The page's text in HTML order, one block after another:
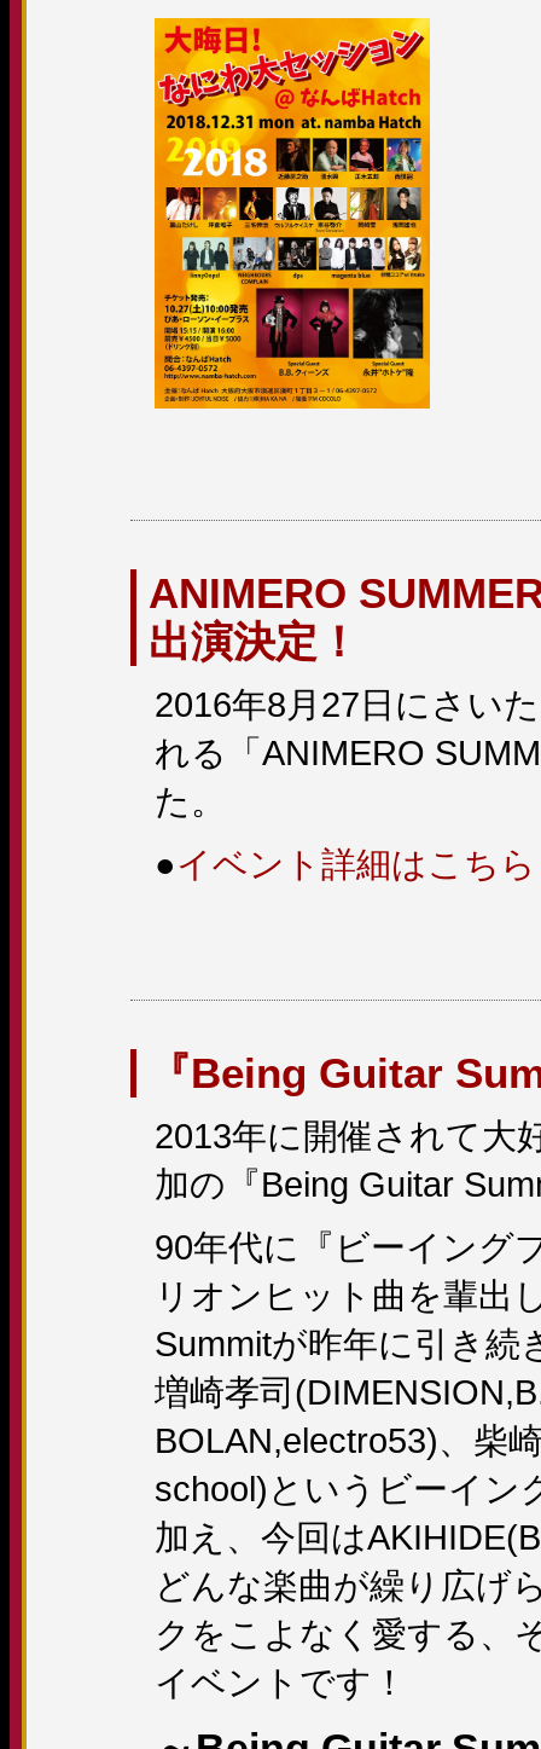
ANIMERO
出演決定！
2016年8月27日にさい
れる「ANIMERO
た。
●イベント詳細はこちら
『Being Guitar
2013年に開催されて大
加の『Being Guitar
90年代に『ビーイング
リオンヒット曲を輩出
Summitが昨年に引き続
増崎孝司
BOLAN,electro53)、柴
school)というビーイン
加え、今回は
どんな楽曲が繰り広げ
クをこよなく愛する、
イベントです！